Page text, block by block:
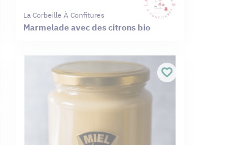
La Corbeille À Confitures
Marmelade avec des citrons bio